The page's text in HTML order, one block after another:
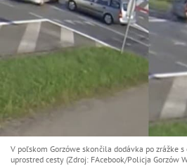
V poľskom Gorzówe skončila dodávka po zrážke
uprostred cesty (Zdroj: FAcebook/Policja Gorzów